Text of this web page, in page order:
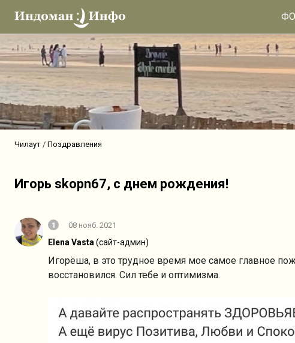
Чилаут Поздравления
Игорь skopn67, с днем рождения!
1 08 нояб. 2021
Elena Vasta (сайт-админ)
Игорёша, в это трудное время мое самое главное
восстановился. Сил тебе и оптимизма.